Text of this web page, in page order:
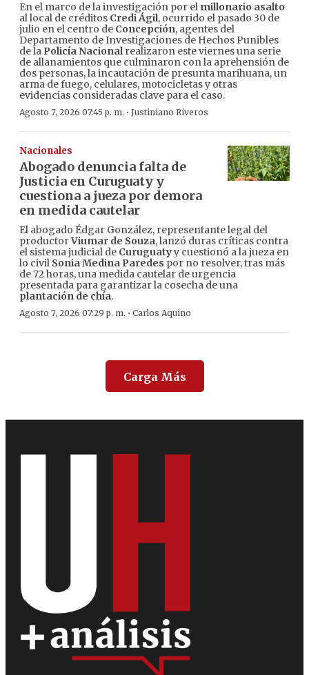
En el marco de la investigación por el millonario asalto
al local de créditos Credi Ágil, ocurrido el pasado 30 de
julio en el centro de Concepción, agentes del
Departamento de Investigaciones de Hechos Punibles
de la Policía Nacionalrealizaron este viernes una serie
de allanamientos que culminaron con la aprehensión de
dos personas, la incautación de presunta marihuana, un
arma de fuego, celulares, motocicletas y otras
evidencias consideradas clave para el caso.
Agosto 7, 2026 07:45 p. m. · Justiniano Riveros
Nacionales
Abogado denuncia falta de
Justicia en Curuguaty y
cuestiona a jueza por demora
en medida cautelar
El abogado Édgar González, representante legal del
productorViumar de Souza, lanzó duras críticas contra
el sistema judicial de Curuguatyy cuestionó a la jueza en
lo civil Sonia Medina Paredes por no resolver, tras más
de 72 horas, una medida cautelar de urgencia
presentada para garantizar la cosecha de una
plantación de chía.
Agosto 7, 2026 07:29 p. m. · Carlos Aquino
Carga Más